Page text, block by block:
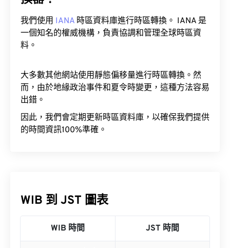
我們使用 IANA 時區資料庫進行時區轉換。 IANA 是
一個知名的權威機構，負責協調和管理全球時區資
料。
大多數其他網站使用靜態偏移量進行時區轉換。然
而，由於地緣政治事件和夏令時變更，這種方法容易
出錯。
因此，我們會定期更新時區資料庫，以確保我們提供
的時間資訊100%準確。
WIB 到 JST 圖表
WIB 時間 JST 時間